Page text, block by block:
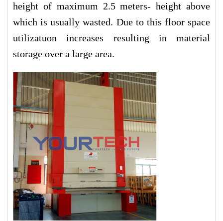
height of maximum 2.5 meters- height above
which is usually wasted. Due to this floor space
utilizatuon increases resulting in material
storage over a large area.